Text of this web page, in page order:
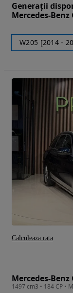
Generații
Mercedes-Benz
W205 [2014 -
Mercedes-Benz
1497 cm3 • 184 CP •
Calculeaza rata